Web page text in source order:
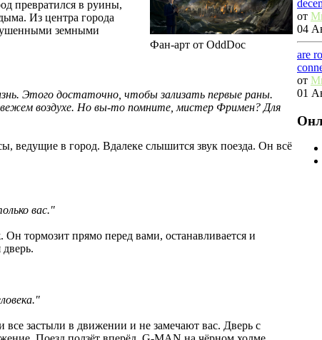
Фан-арт от OddDoc
превратился в руины,
Из центра города
земными
Этого достаточно, чтобы зализать первые раны.
воздухе. Но вы-то помните, мистер Фримен? Для
ведущие в город. Вдалеке слышится звук поезда. Он всё
вас."
тормозит прямо перед вами, останавливается и
все застыли в движении и не замечают вас. Дверь с
от
04
are
от
01